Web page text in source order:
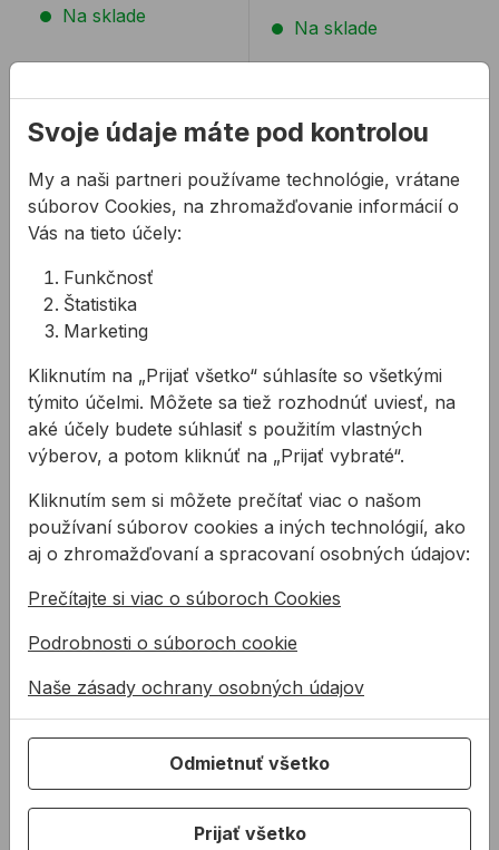
Na sklade
Na sklade
Silikón na kameň
OTTOSEAL S70 310
Prémiový silikónový tmel
na mramor a kameň na
neutrálnej báze. Tmel je
tmelen ...
od21,17 €
21,17€ s DPH
ml
Prémiový silikónový tmel
na mramor a kameň na
neutrálnej báze. Tmel je
tmelen ...
od 18,93 €
18,93€ s DPH
Fasádny silikón OTTOSEAL S7 310 mlFasádny WS silikón
Svoje údaje máte pod kontrolou
My a naši partneri používame technológie, vrátane
súborov Cookies, na zhromažďovanie informácií o
Vás na tieto účely:
Funkčnosť
Štatistika
Marketing
Kliknutím na „Prijať všetko“ súhlasíte so všetkými
týmito účelmi. Môžete sa tiež rozhodnúť uviesť, na
aké účely budete súhlasiť s použitím vlastných
výberov, a potom kliknúť na „Prijať vybraté“.
Kliknutím sem si môžete prečítať viac o našom
používaní súborov cookies a iných technológií, ako
aj o zhromažďovaní a spracovaní osobných údajov:
Prečítajte si viac o súboroch Cookies
Podrobnosti o súboroch cookie
Naše zásady ochrany osobných údajov
Odmietnuť všetko
Prijať všetko